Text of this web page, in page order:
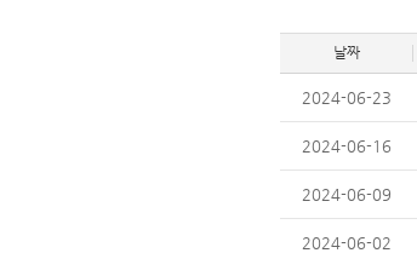
날짜
2024-06-23
2024-06-16
2024-06-09
2024-06-02